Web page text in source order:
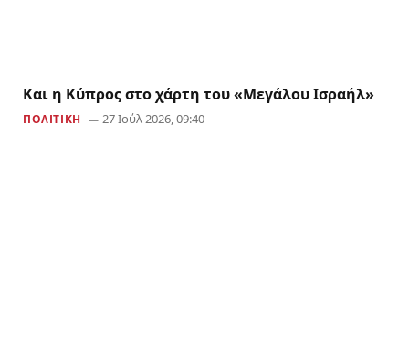
Και η Κύπρος στο χάρτη του «Μεγάλου Ισραήλ»
ΠΟΛΙΤΙΚΗ 27 Ιούλ 2026, 09:40